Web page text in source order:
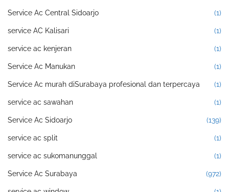
Service Ac Central Sidoarjo (1)
service AC Kalisari (1)
service ac kenjeran (1)
Service Ac Manukan (1)
Service Ac murah diSurabaya profesional dan terpercaya (1)
service ac sawahan (1)
Service Ac Sidoarjo (139)
service ac split (1)
service ac sukomanunggal (1)
Service Ac Surabaya (972)